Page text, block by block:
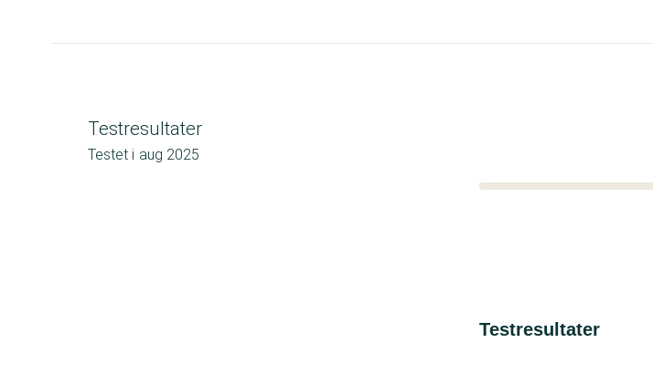
Testresultater
Testet i aug 2025
Testresultater